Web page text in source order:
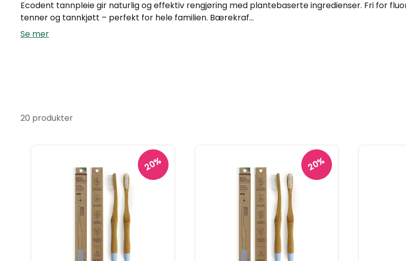
Ecodent tannpleie gir naturlig og effektiv rengjøring med plantebaserte ingredienser. Fri for
tenner og tannkjøtt – perfekt for hele familien. Bærekraf...
Se mer
20 produkter
20% 20%